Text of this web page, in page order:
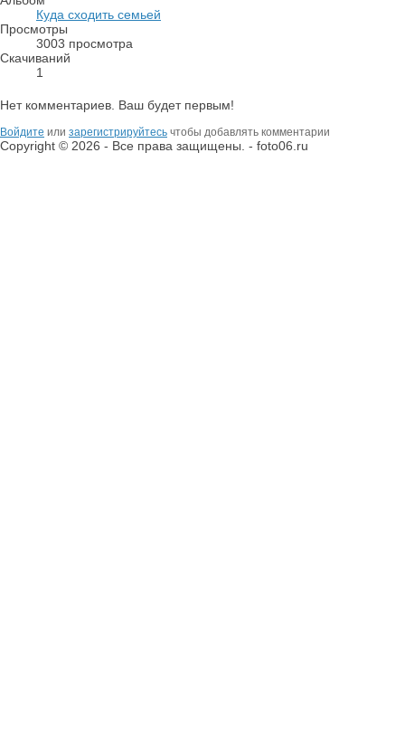
Куда сходить семьей
Просмотры
3003 просмотра
Скачиваний
1
Нет комментариев. Ваш будет первым!
Войдите или зарегистрируйтесь чтобы добавлять комментарии
Copyright © 2026 - Все права защищены. - foto06.ru